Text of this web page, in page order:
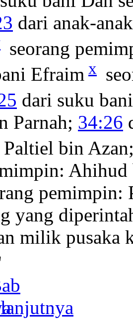
dari anak-
seorang
Efraim x
dari suku
Parnah; 34:26
bin
yang
milik pusaka